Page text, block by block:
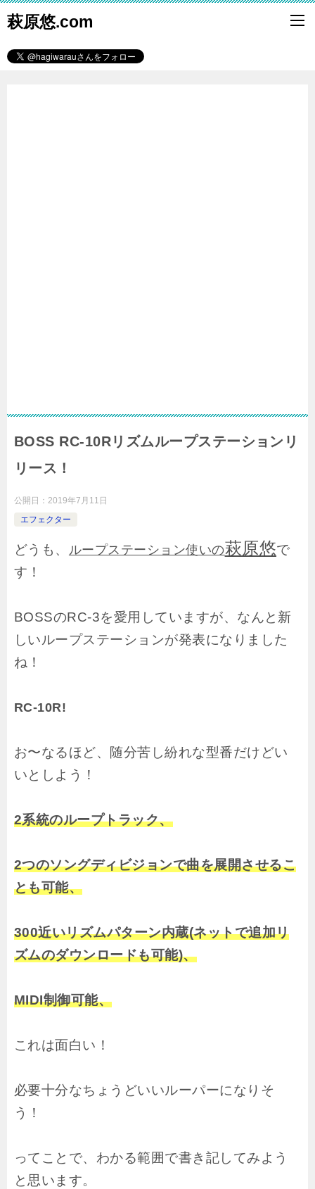
萩原悠.com
BOSS RC-10Rリズムループステーションリ
リース！
公開日： 2019年7月11日
エフェクター
どうも、 ループステーション使いの萩原悠で
す！
BOSSのRC-3を愛用していますが、なんと新
しいループステーションが発表になりました
ね！
RC-10R!
お〜なるほど、随分苦し紛れな型番だけどい
いとしよう！
2系統のループトラック、
2つのソングディビジョンで曲を展開させるこ
とも可能、
300近いリズムパターン内蔵(ネットで追加リ
ズムのダウンロードも可能)、
MIDI制御可能、
これは面白い！
必要十分なちょうどいいルーパーになりそ
う！
ってことで、わかる範囲で書き記してみよう
と思います。